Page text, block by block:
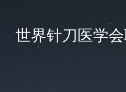
世界针刀医学